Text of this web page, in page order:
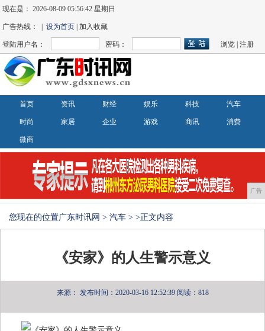
现在是：2026-08-09 05:56:42 星期日
广告热线： |设为首页 | 加入收藏
登陆用户名： 密码： 浏览 |注册
首页 资讯 财经 娱乐 科技 汽车
时尚 家居 企业 游戏 商讯 消费
微商
广告
您现在的位置广东时讯网 > 汽车 > >正文内容
《安家》的人生警示意义
来源： 发布时间：2020-03-16 12:52:39 阅读：818